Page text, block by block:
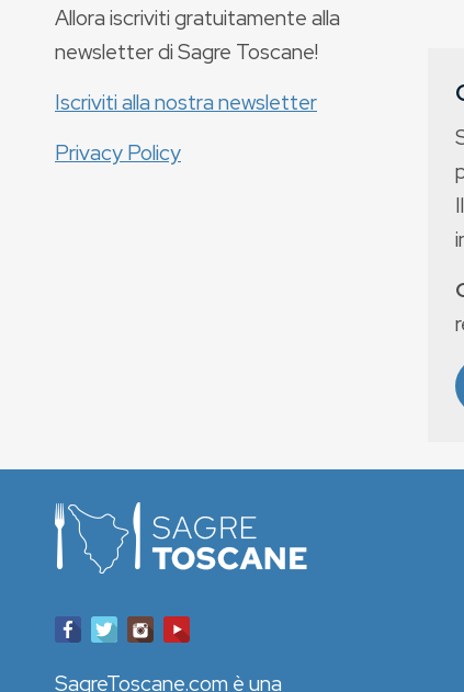
Allora iscriviti gratuitamente alla
newsletter di Sagre Toscane!
Iscriviti alla nostra newsletter
Privacy Policy
SagreToscane.com è una